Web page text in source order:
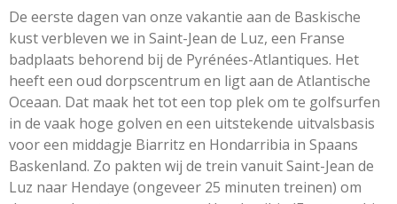
De eerste dagen van onze vakantie aan de Baskische
kust verbleven we in Saint-Jean de Luz, een Franse
badplaats behorend bij de Pyrénées-Atlantiques. Het
heeft een oud dorpscentrum en ligt aan de Atlantische
Oceaan. Dat maak het tot een top plek om te golfsurfen
in de vaak hoge golven en een uitstekende uitvalsbasis
voor een middagje Biarritz en Hondarribia in Spaans
Baskenland. Zo pakten wij de trein vanuit Saint-Jean de
Luz naar Hendaye (ongeveer 25 minuten treinen) om